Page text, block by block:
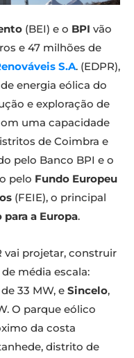
(BEI) e o BPI vão
e 47 milhões de
S.A. (EDPR),
energia eólica do
e exploração de
uma capacidade
de Coimbra e
pelo Banco BPI e o
pelo Fundo Europeu
(FEIE), o principal
a Europa.
vai projetar, construir
média escala:
33 MW, e Sincelo,
O parque eólico
da costa
distrito de